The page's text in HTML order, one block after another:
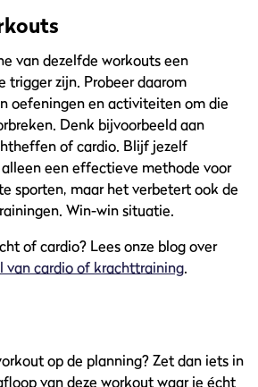
van dezelfde workouts een
trigger zijn. Probeer daarom
oefeningen en activiteiten om die
Denk bijvoorbeeld aan
of cardio. Blijf jezelf
een effectieve methode voor
sporten, maar het verbetert ook de
Win-win situatie.
of cardio? Lees onze blog over
van cardio of krachttraining.
op de planning? Zet dan iets in
van deze workout waar je écht